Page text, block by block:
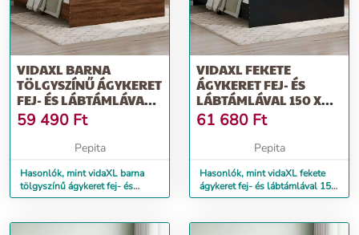
VIDAXL BARNA
TÖLGYSZÍNŰ ÁGYKERET
FEJ- ÉS LÁBTÁMLÁVAL
150 X 200 CM
59 490 Ft
Pepita
Hasonlók, mint vidaXL barna
tölgyszínű ágykeret fej- és
lábtámlával 150 x 200 cm
VIDAXL FEKETE
ÁGYKERET FEJ- ÉS
LÁBTÁMLÁVAL 150 X
200 CM
61 680 Ft
Pepita
Hasonlók, mint vidaXL fekete
ágykeret fej- és lábtámlával 150
x 200 cm